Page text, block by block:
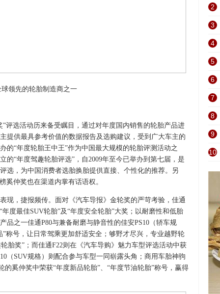
球领先的轮胎制造商之一
选活动历来备受瞩目，通过对年度国内销售的轮胎产品进
提供最具参考价值的数据报告及选购建议，受到广大车主的
的“年度轮胎王中王”作为中国最大规模的轮胎评测活动之
的“年度驾趣轮胎评选”，自2009年至今已举办到第七届，是
选，为中国消费者选胎换胎提供直接、个性化的推荐。另
奚仲奖也在渠道内掌有话语权。
，捷报频传。面对《汽车导报》金轮奖的严苛考验，佳通
度最佳SUV轮胎”及“年度安全轮胎”大奖；以耐磨性和低胎
品之一佳通P80与兼备耐磨与静音性的佳安PS10（轿车规
称号，让日常驾乘更加舒适安全；够野才尽兴，专业越野轮
胎奖”；而佳通F22则在《汽车导购》魅力车型评选活动中获
（SUV规格）则配合参与车型一同崭露头角；商用车胎神驹
的奚仲奖中荣获“年度新品轮胎”、“年度节油轮胎”称号，赢得
2
3
4
5
6
7
8
9
10